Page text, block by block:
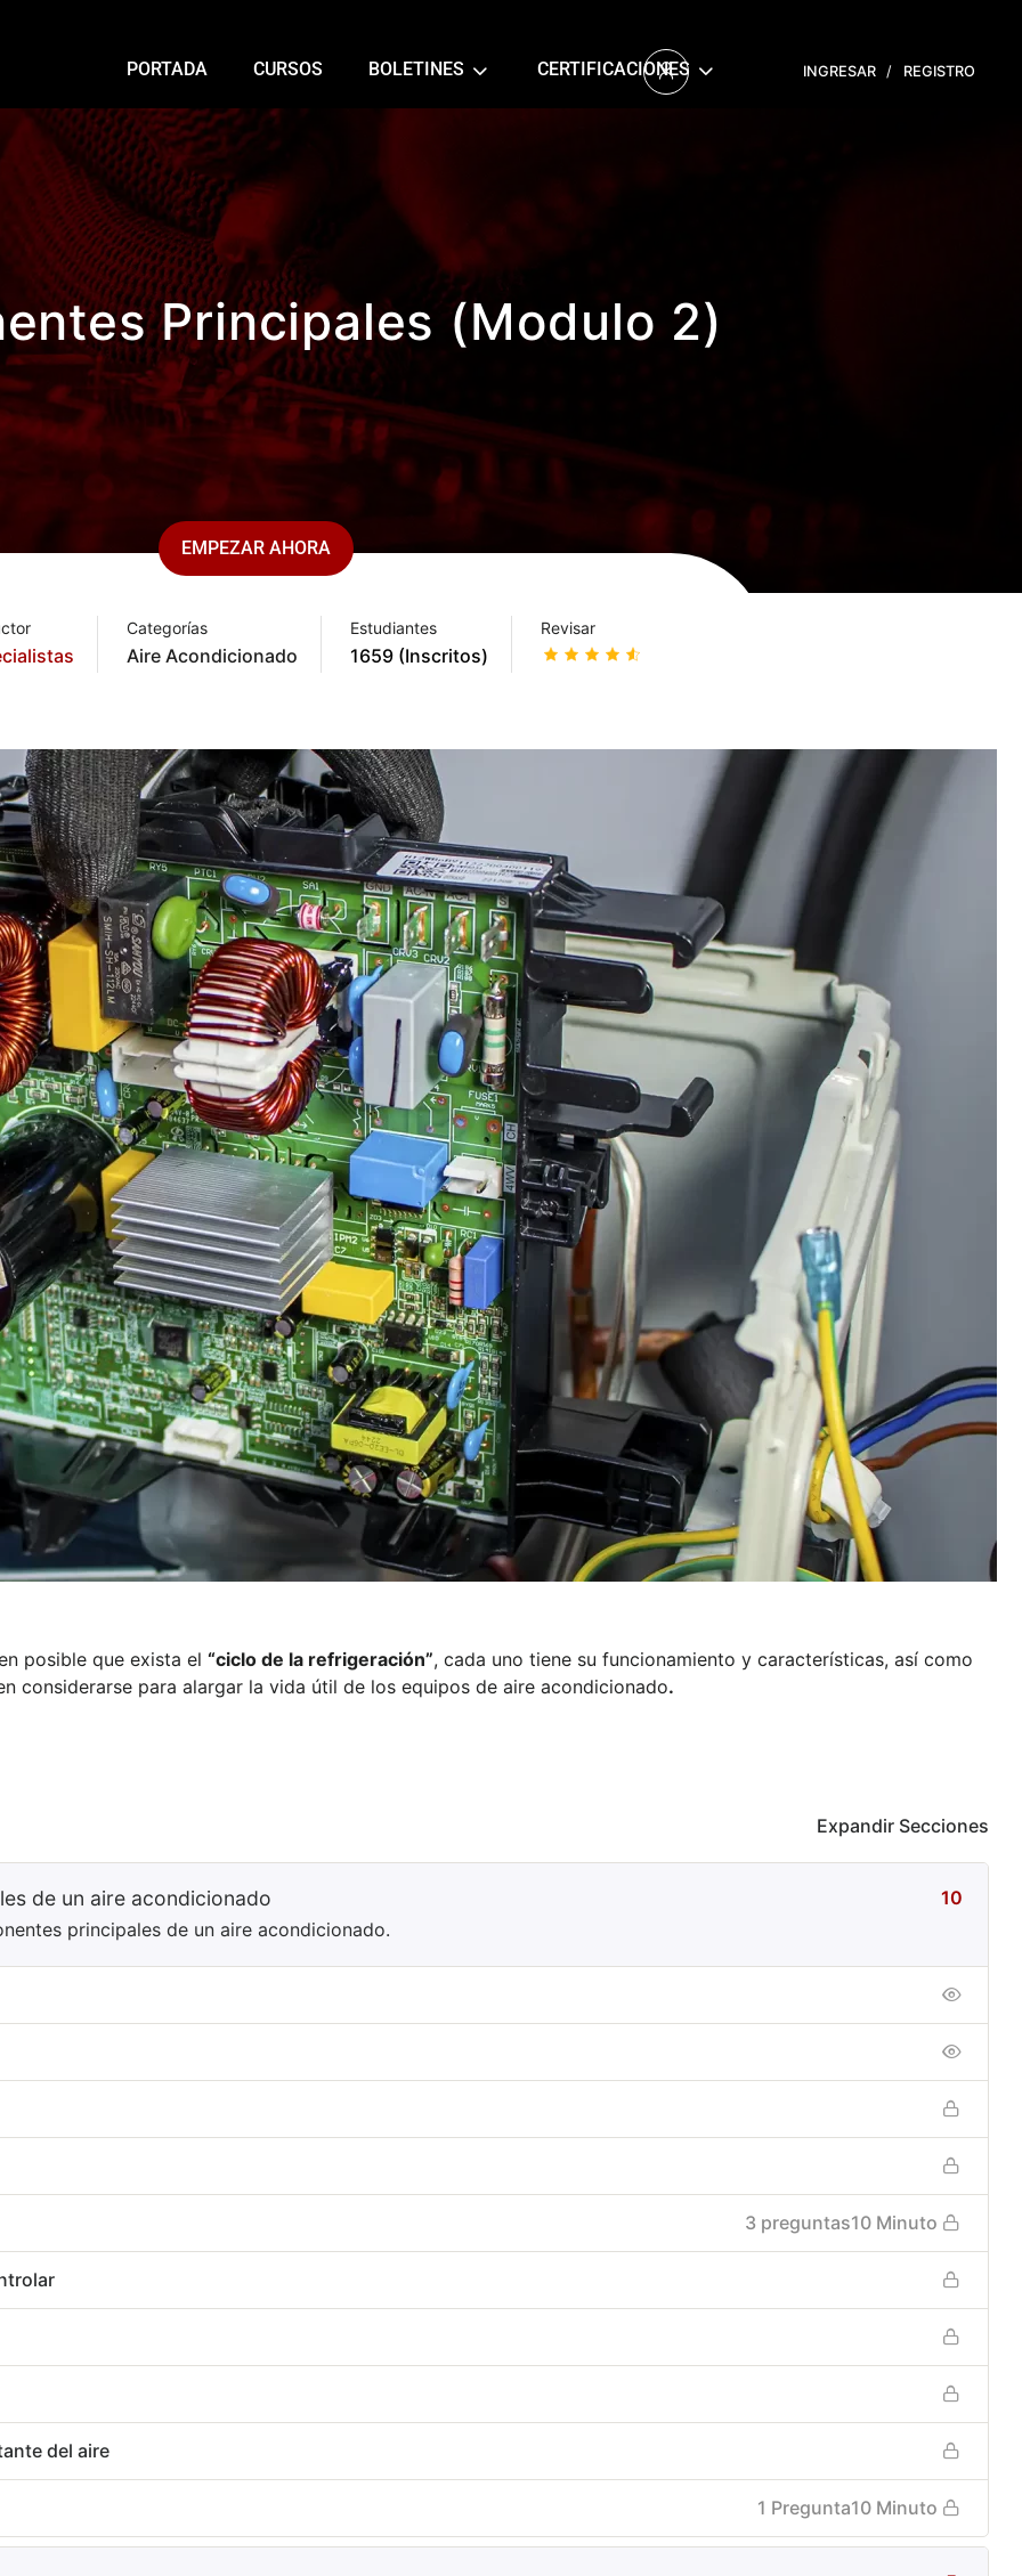
PORTADA CURSOS BOLETINES CERTIFICACIONES INGRESAR / REGISTRO
Principales (Modulo 2)
EMPEZAR AHORA
Categorías
Aire Acondicionado
Estudiantes
1659 (Inscritos)
Revisar
posible que exista el “ciclo de la refrigeración”, cada uno tiene su funcionamiento y características, así como
considerarse para alargar la vida útil de los equipos de aire acondicionado.
Expandir Secciones
de un aire acondicionado
principales de un aire acondicionado.
10
10 Minuto
3 preguntas
del aire
10 Minuto
1 Pregunta